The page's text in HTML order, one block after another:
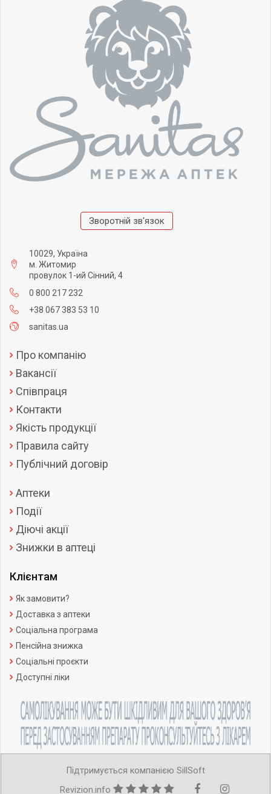
Зворотній зв'язок
10029, Україна
м. Житомир
провулок 1-ий Сінний, 4
0 800 217 232
+38 067 383 53 10
sanitas.ua
Про компанію
Вакансії
Співпраця
Контакти
Якість продукції
Правила сайту
Публічний договір
Аптеки
Події
Діючі акції
Знижки в аптеці
Клієнтам
Як замовити?
Доставка з аптеки
Соціальна програма
Пенсійна знижка
Соціальні проєкти
Доступні ліки
Підтримується компанією SillSoft
Revizion.info